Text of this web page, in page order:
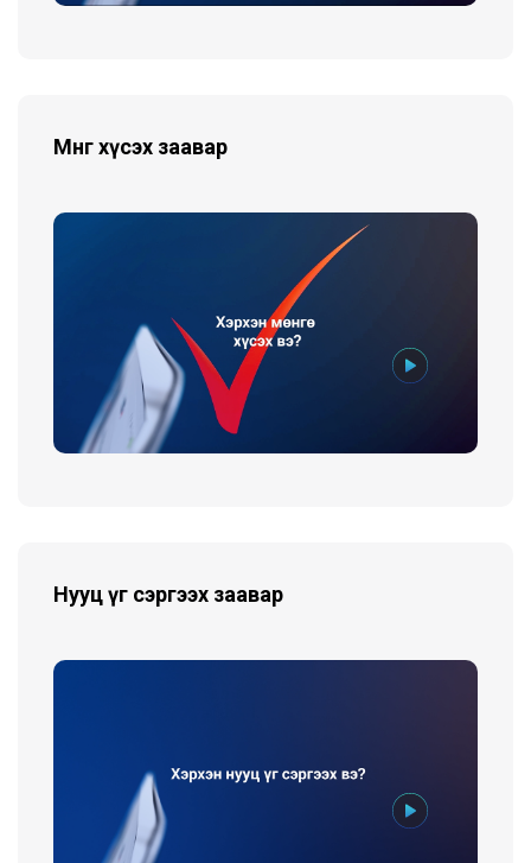
Мөнгө хүсэх заавар
Нууц үг сэргээх заавар